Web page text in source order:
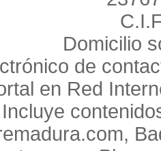
Domicilio
de
en Red